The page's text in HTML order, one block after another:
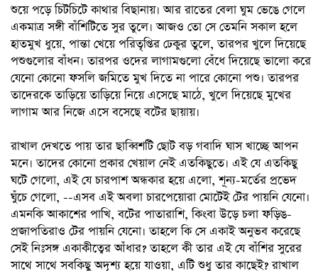
শুয়ে পড়ে চিটচিটে কাথার বিছানায়। আর রাতের বেলা ঘুম ভেঙে গেলে
একমাত্র সঙ্গী বাঁশিটিতে সুর তুলে। আজও তো সে তেমনি সকাল হলে
হাতমুখ ধুয়ে, পান্তা খেয়ে পরিতৃপ্তির ঢেকুর তুলে, তারপর খুলে দিয়েছে
পশুগুলোর বাঁধন। তারপর ওদের লাগামগুলো বেঁধে দিয়েছে ভালো করে
যেনো কোনো ফসলি জমিতে মুখ দিতে না পারে কোনো পশু। তারপর
তাদেরকে তাড়িয়ে তাড়িয়ে নিয়ে এসেছে মাঠে, খুলে দিয়েছে মুখের
লাগাম আর নিজে এসে বসেছে বটের ছায়ায়।
রাখাল দেখতে পায় তার ছাব্বিশটি ছোট বড় গবাদি ঘাস খাচ্ছে আপন
মনে। তাদের কোনো প্রকার খেয়াল নেই এতকিছুতে। এই যে এতকিছু
ঘটে গেলো, এই যে চারপাশ অন্ধকার হয়ে এলো, শূন্য-মর্তের প্রভেদ
ঘুঁচে গেলো, --এসব এই অবলা চারপেয়োরা মোটেই টের পায়নি যেনো।
এমনকি আকাশের পাখি, বটের পাতারাশি, কিংবা উড়ে চলা ফড়িঙ-
প্রজাপতিরাও টের পায়নি যেনো। তাহলে কি সে একাই অনুভব করেছে
সেই নিঃসঙ্গ একাকীত্বের আঁধার? তাহলে কী তার এই যে বাঁশির সুরের
সাথে সাথে সবকিছু অদৃশ্য হয়ে যাওয়া, এটি শুধু তার কাছেই? রাখাল